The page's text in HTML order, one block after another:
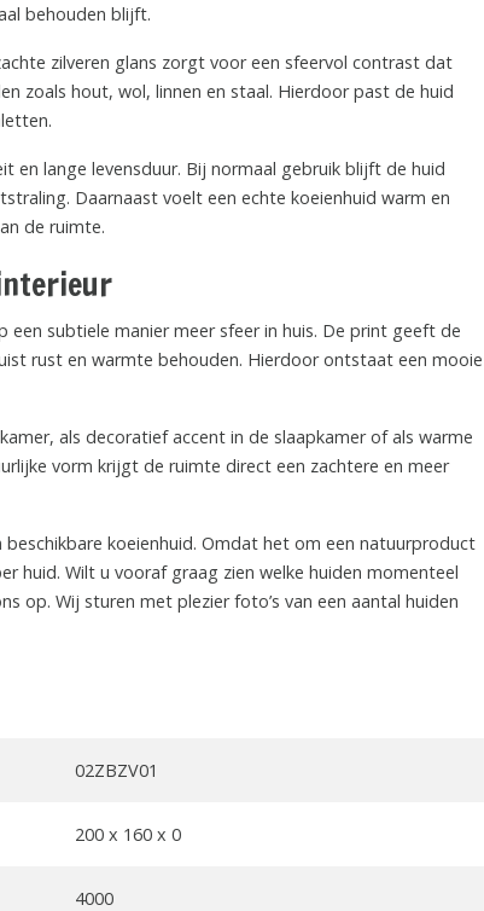
behouden blijft.
zilveren glans zorgt voor een sfeervol contrast dat
zoals hout, wol, linnen en staal. Hierdoor past de huid
en lange levensduur. Bij normaal gebruik blijft de huid
Daarnaast voelt een echte koeienhuid warm en
de ruimte.
subtiele manier meer sfeer in huis. De print geeft de
rust en warmte behouden. Hierdoor ontstaat een mooie
als decoratief accent in de slaapkamer of als warme
vorm krijgt de ruimte direct een zachtere en meer
koeienhuid. Omdat het om een natuurproduct
huid. Wilt u vooraf graag zien welke huiden momenteel
op. Wij sturen met plezier foto’s van een aantal huiden
02ZBZV01
200 x 160 x 0
4000